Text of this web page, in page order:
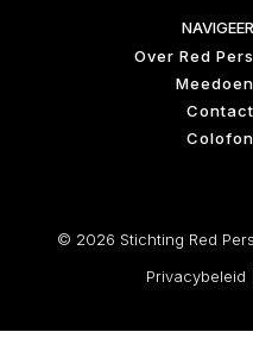
NAVIGEER
Over Red Pers
Meedoen
Contact
Colofon
© 2026 Stichting Red
Privacybeleid